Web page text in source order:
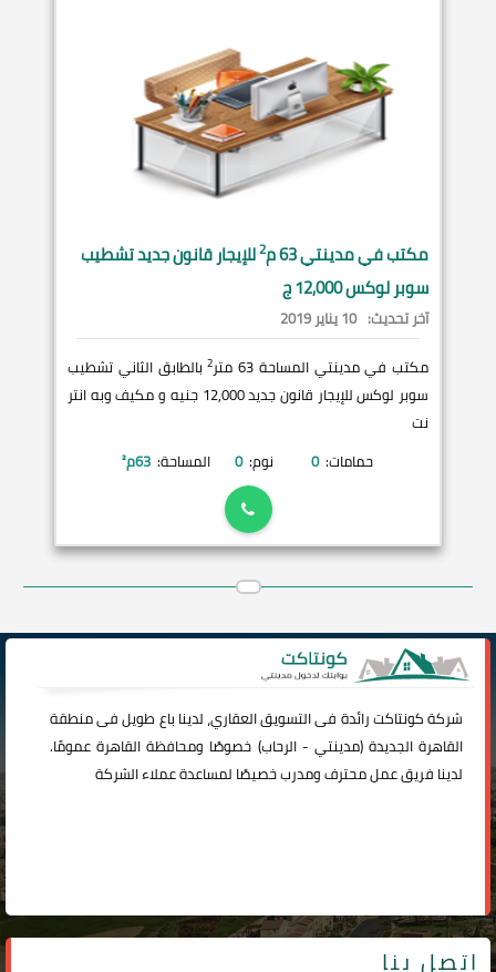
مكتب فيمدينتي 2للإيجار قانون جديد تشطيب
سوبر لوكس 12,000 ج
آخر تحديث: 10 يناير 2019
مكتب في مدينتي المساحة 63 متر
2بالطابق الثاني تشطيب
سوبر لوكس للإيجار قانون جديد 12,000 جنيه و مكيف وبه انتر
نت
حمامات: 0 نوم: 0 المساحة: 63م²
شركةكونتاكترائدة فى التسويق العقاري، لدينا باع طويل فى منطقة
القاهرة الجديدة (مدينتي -الرحاب) خصوصًا ومحافظة القاهرة عمومًا.
لدينا فريق عمل محترف ومدرب خصيصًا لمساعدة عملاء الشركة
اتصل بنا